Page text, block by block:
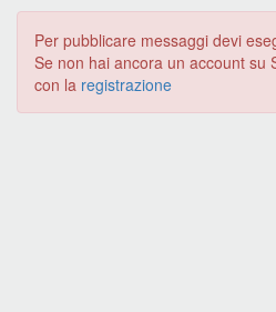
Per pubblicare messaggi devi
Se non hai ancora un account su
con la registrazione